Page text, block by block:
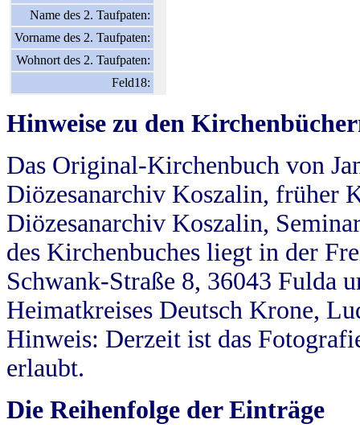
Name des 2. Taufpaten:
Vorname des 2. Taufpaten:
Wohnort des 2. Taufpaten:
Feld18:
Hinweise zu den
Das Original-Kirchenbuch von
Diözesanarchiv Koszalin, früher
Diözesanarchiv Koszalin,
des Kirchenbuches liegt in der
Schwank-Straße 8, 36043 Fulda
Heimatkreises Deutsch Krone,
Hinweis: Derzeit ist das
erlaubt.
Die Reihenfolge der Einträge